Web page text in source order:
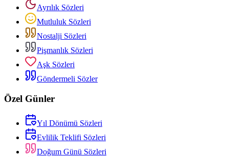
Ayrılık Sözleri
Mutluluk Sözleri
Nostalji Sözleri
Pişmanlık Sözleri
Aşk Sözleri
Göndermeli Sözler
Özel Günler
Yıl Dönümü Sözleri
Evlilik Teklifi Sözleri
Doğum Günü Sözleri